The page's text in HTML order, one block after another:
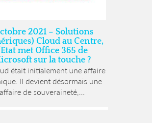
2021 – Solutions
Cloud au Centre,
met Office 365 de
sur la touche ?
était initialement une affaire
Il devient désormais une
affaire de souveraineté,...